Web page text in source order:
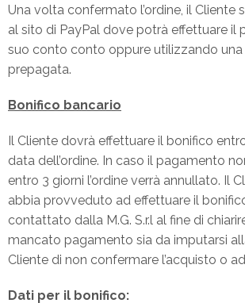
Una volta confermato l’ordine, il Cliente
al sito di PayPal dove potrà effettuare il
suo conto conto oppure utilizzando una
prepagata.
Bonifico bancario
Il Cliente dovrà effettuare il bonifico
data dell’ordine. In caso il pagamento
entro 3 giorni l’ordine verrà annullato. Il
abbia provveduto ad effettuare il
contattato dalla M.G. S.r.l al fine di
mancato pagamento sia da imputarsi
Cliente di non confermare l’acquisto o
Dati per il bonifico: